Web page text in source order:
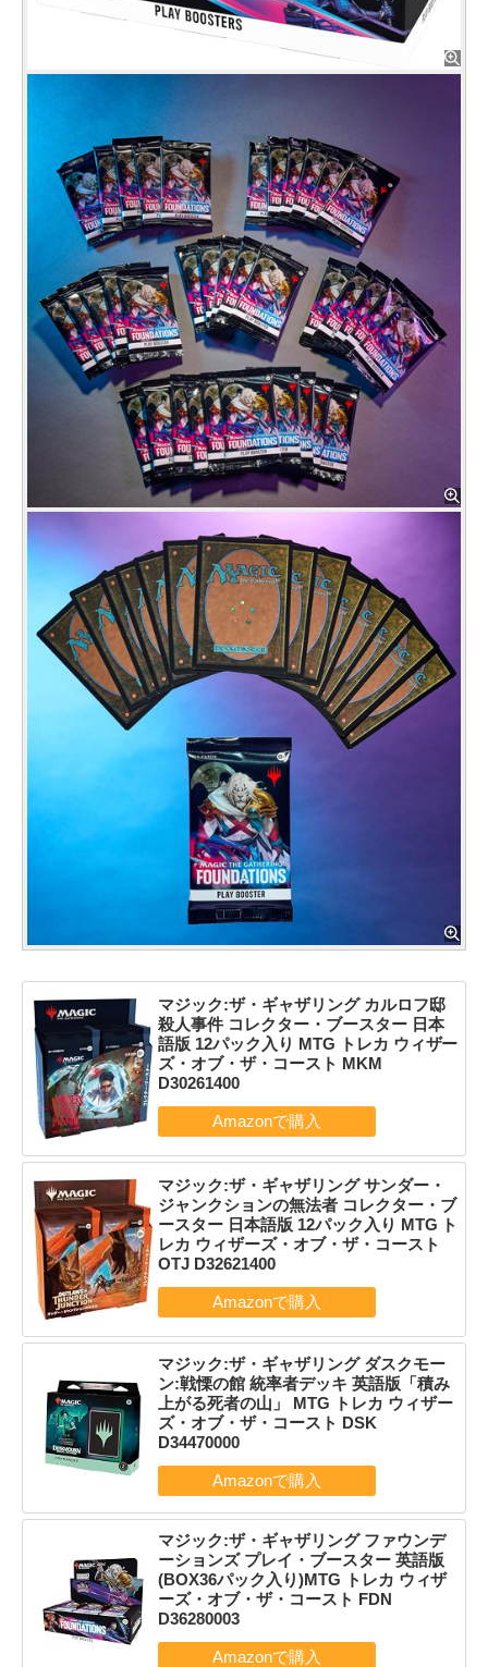
マジック:ザ・ギャザリング カルロフ邸
殺人事件 コレクター・ブースター 日本
語版 12パック入り MTG トレカ ウィザー
ズ・オブ・ザ・コースト MKM
D30261400
マジック:ザ・ギャザリング サンダー・
ジャンクションの無法者 コレクター・ブ
ースター 日本語版 12パック入り MTG ト
レカ ウィザーズ・オブ・ザ・コースト
OTJ D32621400
マジック:ザ・ギャザリング ダスクモー
ン:戦慄の館 統率者デッキ 英語版「積み
上がる死者の山」 MTG トレカ ウィザー
ズ・オブ・ザ・コースト DSK
D34470000
マジック:ザ・ギャザリング ファウンデ
ーションズ プレイ・ブースター 英語版
(BOX36パック入り)MTG トレカ ウィザ
ーズ・オブ・ザ・コースト FDN
D36280003